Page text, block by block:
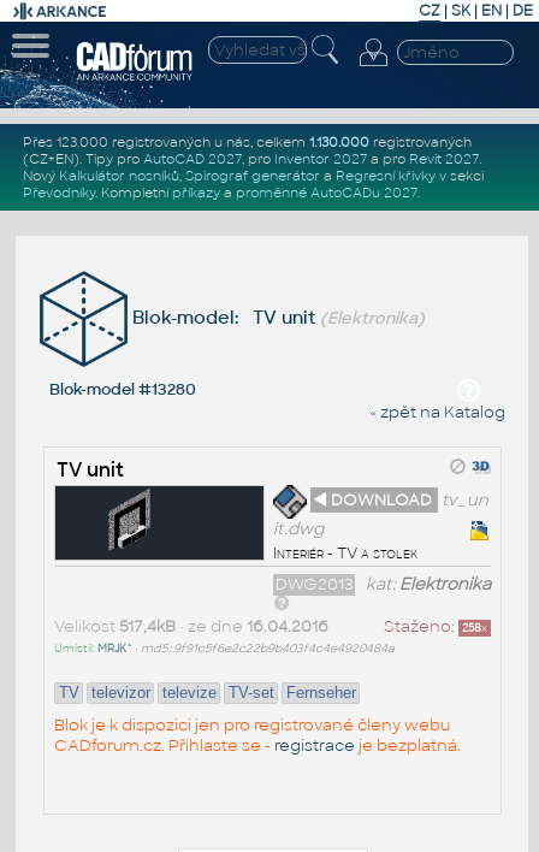
CZ | SK| EN | DE
Přes 123.000 registrovaných u nás, celkem 1.130.000registrovaných
(CZ+EN). Tipy pro AutoCAD 2027, pro Inventor 2027a pro Revit 2027.
Nový Kalkulátor nosníků, Spirograf generátor a Regresní křivkyv sekci
Převodníky. Kompletní příkazya proměnné AutoCADu 2027.
Blok-model: TV unit (Elektronika)
Blok-model #13280
« zpět na Katalog
TV unit
◄ DOWNLOAD
tv_un
it.dwg
Interiér - TV a stolek
kat:Elektronika
DWG2013
Staženo: 258x
Velikost 517,4kB• ze dne 16.04.2016
Umístil: MRJK^ • md5: 9f91c5f6e2c22b9b403f4c4e4920484a
TV televizor televize TV-set Fernseher
Blok je k dispozici jen pro registrované členy webu
CADforum.cz. Přihlaste se - registrace je bezplatná.